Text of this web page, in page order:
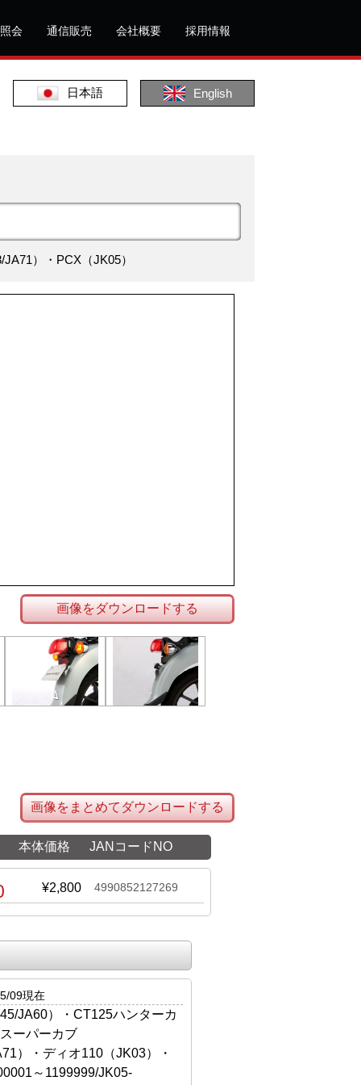
会 通信販売 会社概要 採用情報
日本語 English
）・PCX（JK05）
画像をダウンロードする
画像をまとめてダウンロードする
本体価格 JANコードNO
¥2,800 4990852127269
09現在
JA60）・CT125ハンターカ
ーパーカブ
）・ディオ110（JK03）・
～1199999/JK05-